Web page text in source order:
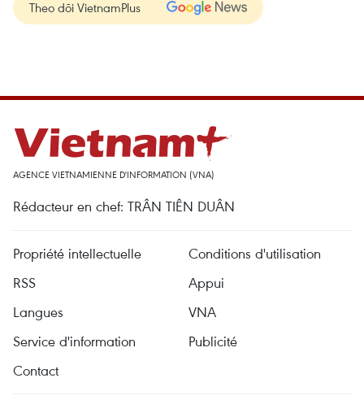
Theo dõi VietnamPlus
AGENCE VIETNAMIENNE D'INFORMATION (VNA)
Rédacteur en chef: TRÂN TIÊN DUÂN
Propriété intellectuelle
Conditions d'utilisation
RSS
Appui
Langues
VNA
Service d'information
Publicité
Contact